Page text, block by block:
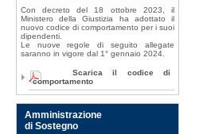
Con decreto del 18 ottobre 2023, il
Ministero della Giustizia ha adottato il
nuovo codice di comportamento per i suoi
dipendenti.
Le nuove regole di seguito allegate
saranno in vigore dal 1° gennaio 2024.
Scarica il codice di
comportamento
Amministrazione
di Sostegno